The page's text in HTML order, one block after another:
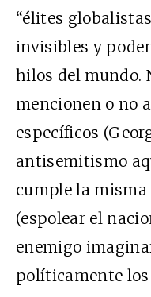
“élites
invisibles y
hilos del mundo.
mencionen o no
específicos
antisemitismo
cumple la
(espolear el
enemigo
políticamente